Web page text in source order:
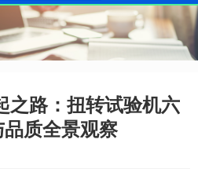
之路：扭转试验机六
质全景观察